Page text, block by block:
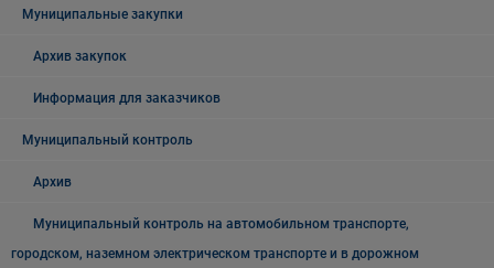
Муниципальные закупки
Архив закупок
Информация для заказчиков
Муниципальный контроль
Архив
Муниципальный контроль на автомобильном транспорте,
городском, наземном электрическом транспорте и в дорожном